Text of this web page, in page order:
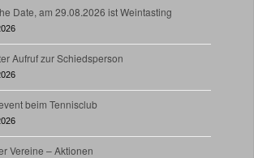
Date, am 29.08.2026 ist Weintasting
Aufruf zur Schiedsperson
beim Tennisclub
Vereine – Aktionen